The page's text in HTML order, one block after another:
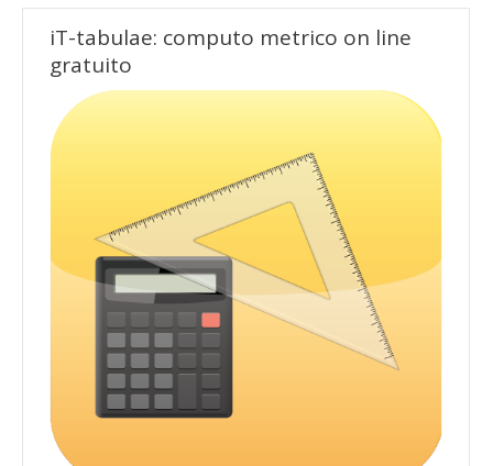
iT-tabulae: computo metrico on line
gratuito